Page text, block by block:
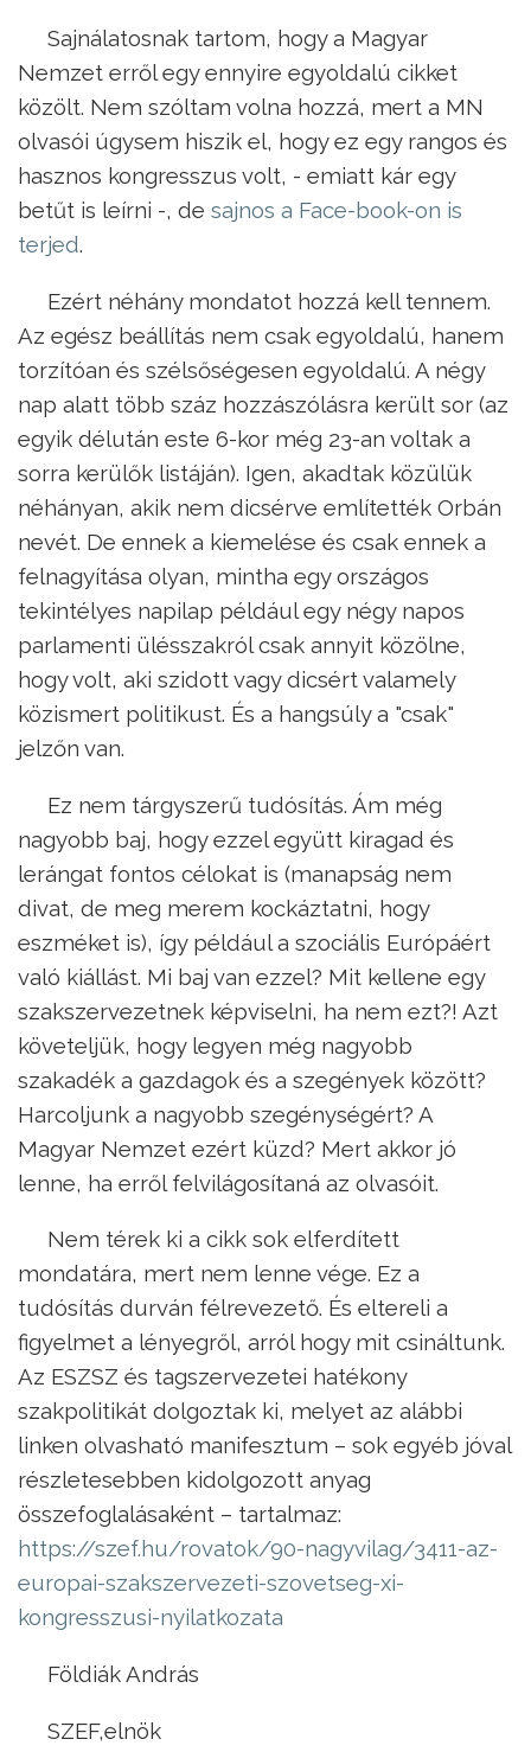
Sajnálatosnak tartom, hogy a Magyar
Nemzet erről egy ennyire egyoldalú cikket
közölt. Nem szóltam volna hozzá, mert a MN
olvasói úgysem hiszik el, hogy ez egy rangos és
hasznos kongresszus volt, - emiatt kár egy
betűt is leírni -, de sajnos a Face-book-on is
terjed.
Ezért néhány mondatot hozzá kell tennem.
Az egész beállítás nem csak egyoldalú, hanem
torzítóan és szélsőségesen egyoldalú. A négy
nap alatt több száz hozzászólásra került sor (az
egyik délután este 6-kor még 23-an voltak a
sorra kerülők listáján). Igen, akadtak közülük
néhányan, akik nem dicsérve említették Orbán
nevét. De ennek a kiemelése és csak ennek a
felnagyítása olyan, mintha egy országos
tekintélyes napilap például egy négy napos
parlamenti ülésszakról csak annyit közölne,
hogy volt, aki szidott vagy dicsért valamely
közismert politikust. És a hangsúly a "csak"
jelzőn van.
Ez nem tárgyszerű tudósítás. Ám még
nagyobb baj, hogy ezzel együtt kiragad és
lerángat fontos célokat is (manapság nem
divat, de meg merem kockáztatni, hogy
eszméket is), így például a szociális Európáért
való kiállást. Mi baj van ezzel? Mit kellene egy
szakszervezetnek képviselni, ha nem ezt?! Azt
követeljük, hogy legyen még nagyobb
szakadék a gazdagok és a szegények között?
Harcoljunk a nagyobb szegénységért? A
Magyar Nemzet ezért küzd? Mert akkor jó
lenne, ha erről felvilágosítaná az olvasóit.
Nem térek ki a cikk sok elferdített
mondatára, mert nem lenne vége. Ez a
tudósítás durván félrevezető. És eltereli a
figyelmet a lényegről, arról hogy mit csináltunk.
Az ESZSZ és tagszervezetei hatékony
szakpolitikát dolgoztak ki, melyet az alábbi
linken olvasható manifesztum – sok egyéb jóval
részletesebben kidolgozott anyag
összefoglalásaként – tartalmaz:
https://szef.hu/rovatok/90-nagyvilag/3411-az-
europai-szakszervezeti-szovetseg-xi-
kongresszusi-nyilatkozata
Földiák András
SZEF,elnök